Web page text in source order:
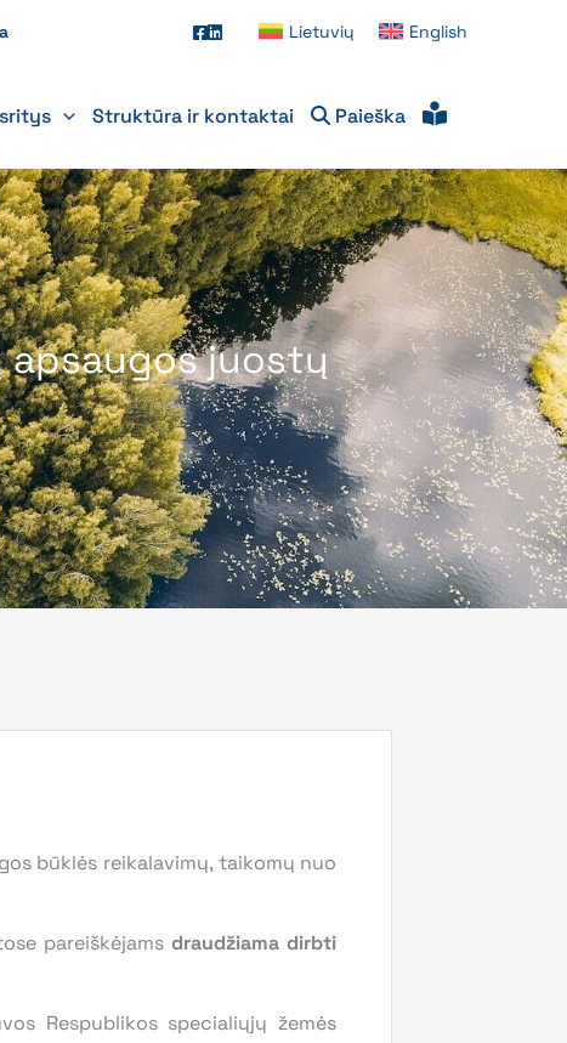
Lietuvių English
Struktūra ir kontaktai Paieška
apsaugos juostų
būklės reikalavimų, taikomų nuo
pareiškėjams draudžiama dirbti
Respublikos specialiųjų žemės